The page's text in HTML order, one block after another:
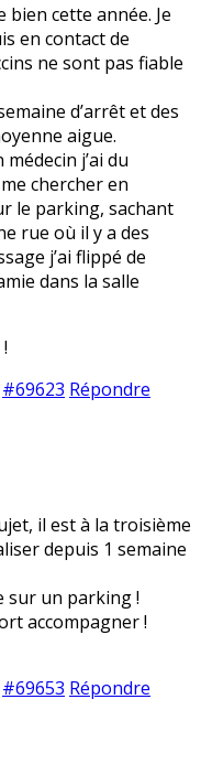
cette année. Je
en contact de
ne sont pas fiable
d’arrêt et des
aigue.
j’ai du
chercher en
le parking, sachant
rue où il y a des
j’ai flippé de
dans la salle
#69623 Répondre
il est à la troisième
depuis 1 semaine
sur un parking !
accompagner !
#69653 Répondre